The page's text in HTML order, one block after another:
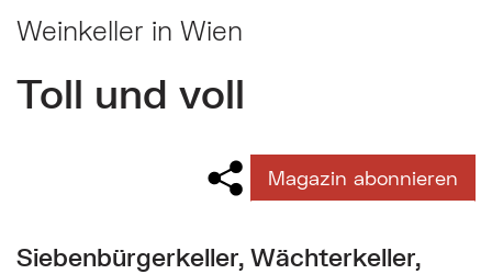
Weinkeller in Wien
Toll und voll
Magazin abonnieren
Siebenbürgerkeller, Wächterkeller,